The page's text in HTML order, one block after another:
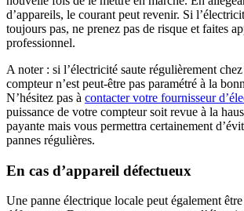
d’appareils, le courant peut revenir. Si
toujours pas, ne prenez pas de risque et faites
professionnel.
A noter : si l’électricité saute régulièrement
compteur n’est peut-être pas paramétré à la
N’hésitez pas à contacter votre fournisseur
puissance de votre compteur soit revue à la
payante mais vous permettra certainement
pannes régulières.
En cas d’appareil défectueux
Une panne électrique locale peut également